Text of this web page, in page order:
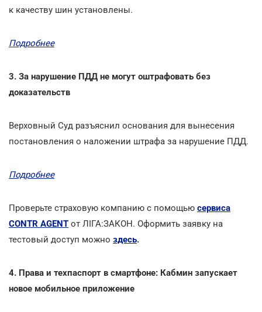
к качеству шин установлены.
Подробнее
3. За нарушение ПДД не могут оштрафовать без
доказательств
Верховный Суд разъяснил основания для вынесения
постановления о наложении штрафа за нарушение ПДД.
Подробнее
Проверьте страховую компанию с помощью сервиса
CONTR AGENT от ЛІГА:ЗАКОН. Оформить заявку на
тестовый доступ можно здесь.
4. Права и техпаспорт в смартфоне: Кабмин запускает
новое мобильное приложение